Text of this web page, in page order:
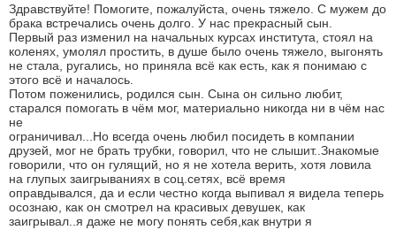
Здравствуйте! Помогите, пожалуйста, очень тяжело. С мужем до
брака встречались очень долго. У нас прекрасный сын.
Первый раз изменил на начальных курсах института, стоял на
коленях, умолял простить, в душе было очень тяжело, выгонять
не стала, ругались, но приняла всё как есть, как я понимаю с
этого всё и началось.
Потом поженились, родился сын. Сына он сильно любит,
старался помогать в чём мог, материально никогда ни в чём нас
не
ограничивал...Но всегда очень любил посидеть в компании
друзей, мог не брать трубки, говорил, что не слышит..Знакомые
говорили, что он гулящий, но я не хотела верить, хотя ловила
на глупых заигрываниях в соц.сетях, всё время
оправдывался, да и если честно когда выпивал я видела теперь
осознаю, как он смотрел на красивых девушек, как
заигрывал..я даже не могу понять себя,как внутри я